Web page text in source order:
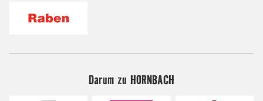
Darum zu HORNBACH